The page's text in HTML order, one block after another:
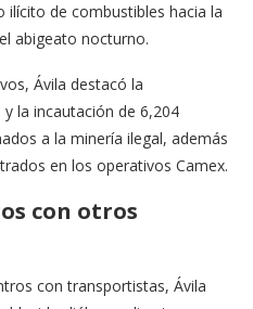
de combustibles hacia la
abigeato nocturno.
Ávila destacó la
la incautación de 6,204
a la minería ilegal, además
en los operativos Camex.
con otros
con transportistas, Ávila